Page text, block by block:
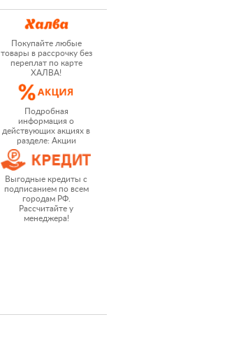
Покупайте любые
товары в рассрочку без
переплат по карте
ХАЛВА!
Подробная
информация о
действующих акциях в
разделе: Акции
Выгодные кредиты с
подписанием по всем
городам РФ.
Рассчитайте у
менеджера!